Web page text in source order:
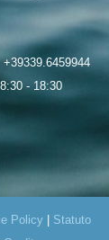
+39339.6459944
8:30 - 18:30
Policy | Statuto